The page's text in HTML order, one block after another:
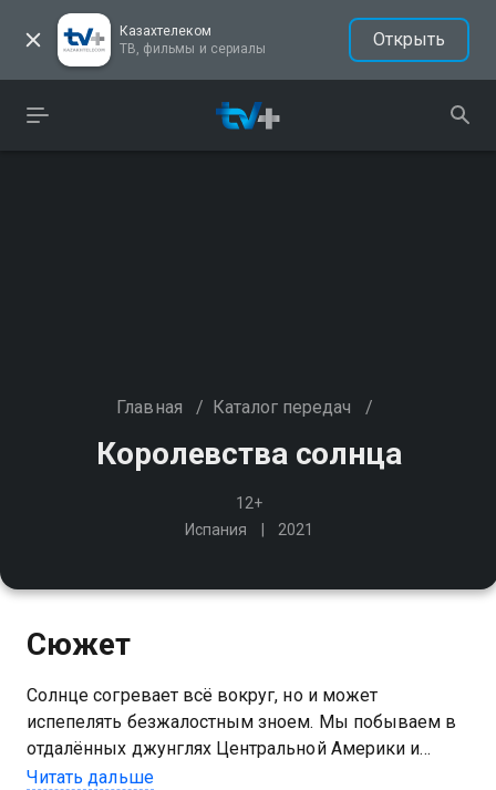
Казахтелеком
ТВ, фильмы и сериалы
Открыть
Главная / Каталог передач /
Королевства солнца
12+
Испания
2021
Сюжет
Солнце согревает всё вокруг, но и может
испепелять безжалостным зноем. Мы побываем в
отдалённых джунглях Центральной Америки и
засушливых землях Австралии и Намибии, чтобы
Читать дальше